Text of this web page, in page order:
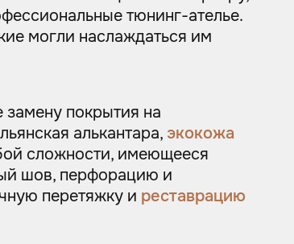
тюнинг-ателье.
могли наслаждаться им
замену покрытия на
алькантара, экокожа
сложности, имеющееся
шов, перфорацию и
перетяжку и реставрацию